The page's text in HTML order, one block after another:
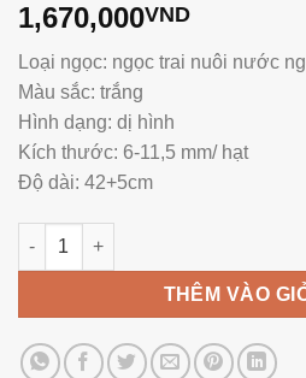
1,670,000VND
Loại ngọc: ngọc trai nuôi nước
Màu sắc: trắng
Hình dạng: dị hình
Kích thước: 6-11,5 mm/ hạt
Độ dài: 42+5cm
Vòng Ngọc Trai Dị Baroque Trắng
THÊM VÀO